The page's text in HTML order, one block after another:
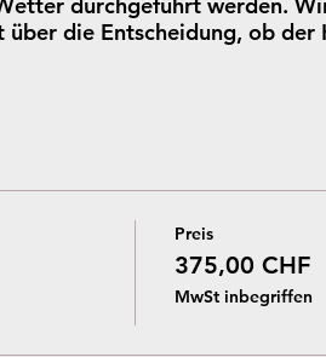
über die Entscheidung, ob
Preis
375,00 CHF
MwSt inbegriffen